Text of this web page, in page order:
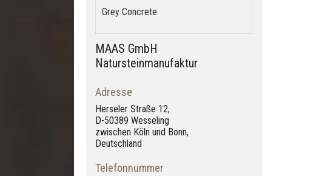
Grey Concrete
MAAS GmbH
Natursteinmanufaktur
Adresse
Herseler Straße 12,
D-50389 Wesseling
zwischen Köln und Bonn,
Deutschland
Telefonnummer